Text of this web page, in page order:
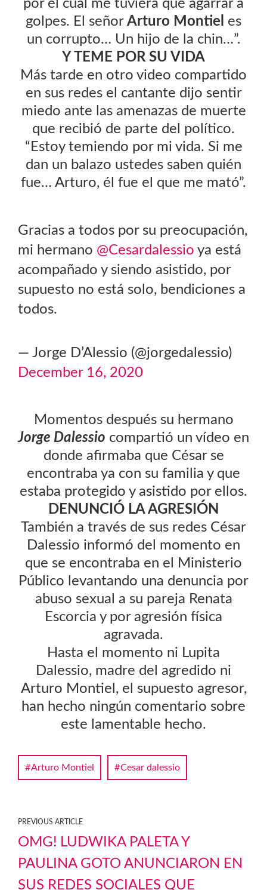
por el cual me tuviera que agarrar a
golpes. El señor Arturo Montiel es
un corrupto… Un hijo de la chin…”.
Y TEME POR SU VIDA
Más tarde en otro video compartido
en sus redes el cantante dijo sentir
miedo ante las amenazas de muerte
que recibió de parte del político.
“Estoy temiendo por mi vida. Si me
dan un balazo ustedes saben quién
fue… Arturo, él fue el que me mató”.
Gracias a todos por su preocupación,
mi hermano @Cesardalessio ya está
acompañado y siendo asistido, por
supuesto no está solo, bendiciones a
todos.
— Jorge D’Alessio (@jorgedalessio)
December 16, 2020
Momentos después su hermano
Jorge Dalessio compartió un vídeo en
donde afirmaba que César se
encontraba ya con su familia y que
estaba protegido y asistido por ellos.
DENUNCIÓ LA AGRESIÓN
También a través de sus redes César
Dalessio informó del momento en
que se encontraba en el Ministerio
Público levantando una denuncia por
abuso sexual a su pareja Renata
Escorcia y por agresión física
agravada.
Hasta el momento ni Lupita
Dalessio, madre del agredido ni
Arturo Montiel, el supuesto agresor,
han hecho ningún comentario sobre
este lamentable hecho.
Arturo Montiel Cesar dalessio
PREVIOUS ARTICLE
OMG! LUDWIKA PALETA Y
PAULINA GOTO ANUNCIARON EN
SUS REDES SOCIALES QUE